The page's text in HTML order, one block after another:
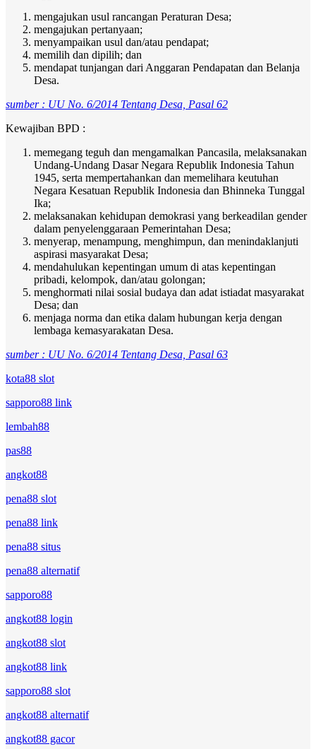
mengajukan usul rancangan Peraturan Desa;
mengajukan pertanyaan;
menyampaikan usul dan/atau pendapat;
memilih dan dipilih; dan
mendapat tunjangan dari Anggaran Pendapatan dan Belanja
Desa.
sumber : UU No. 6/2014 Tentang Desa, Pasal 62
Kewajiban BPD :
memegang teguh dan mengamalkan Pancasila, melaksanakan
Undang-Undang Dasar Negara Republik Indonesia Tahun
1945, serta mempertahankan dan memelihara keutuhan
Negara Kesatuan Republik Indonesia dan Bhinneka Tunggal
Ika;
melaksanakan kehidupan demokrasi yang berkeadilan gender
dalam penyelenggaraan Pemerintahan Desa;
menyerap, menampung, menghimpun, dan menindaklanjuti
aspirasi masyarakat Desa;
mendahulukan kepentingan umum di atas kepentingan
pribadi, kelompok, dan/atau golongan;
menghormati nilai sosial budaya dan adat istiadat masyarakat
Desa; dan
menjaga norma dan etika dalam hubungan kerja dengan
lembaga kemasyarakatan Desa.
sumber : UU No. 6/2014 Tentang Desa, Pasal 63
kota88 slot
sapporo88 link
lembah88
pas88
angkot88
pena88 slot
pena88 link
pena88 situs
pena88 alternatif
sapporo88
angkot88 login
angkot88 slot
angkot88 link
sapporo88 slot
angkot88 alternatif
angkot88 gacor